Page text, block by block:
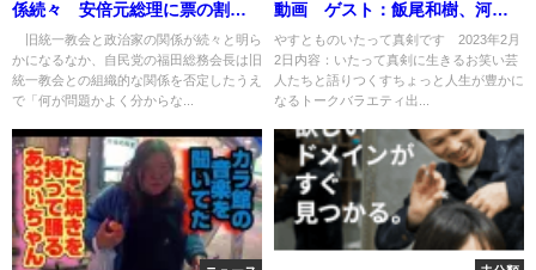
係続々 安倍元総理に票の割り
振り依頼も(2022年7月29日)
旧統一教会と政治家の関係が続々と明ら
かになるなか、自民党の福田総務会長は旧
統一教会との組織的な関係を否定したうえ
で「何が問題かよく分からな...
動画 ゲスト：飯尾和樹、河野
良祐 2月2日
やすとものいたって真剣です 2023年2月
2日内容：いたって真剣に生きるお笑い芸
人たちと語りつくすちょっと人生が豊かに
なるトークバラエティ出...